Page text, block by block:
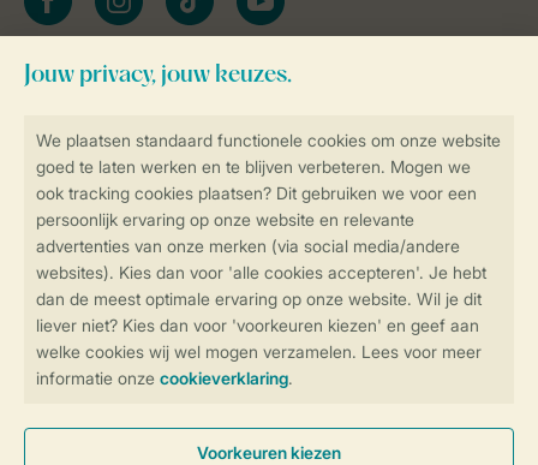
Controle over jouw gegevens &
Instellingen wijzigen
Veilig en snel online boeken
Veilige gegevensoverdracht
Veilige betaling
Blijf op de hoogte